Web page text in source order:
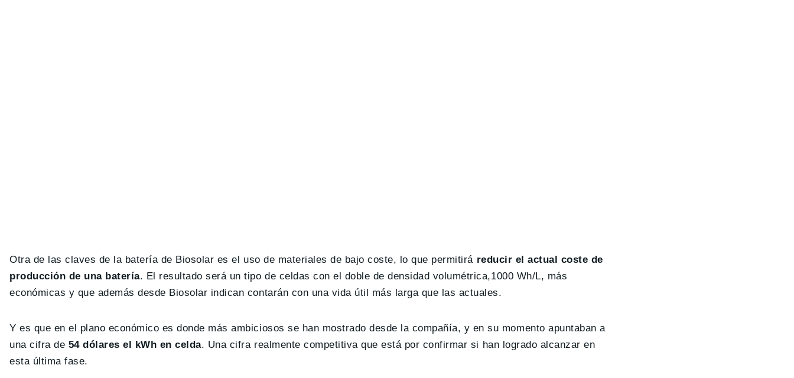
Otra de las claves de la batería de Biosolar es el uso de materiales de bajo coste, lo que permitirá reducir el actual coste de
producción de una batería. El resultado será un tipo de celdas con el doble de densidad volumétrica,1000 Wh/L, más
económicas y que además desde Biosolar indican contarán con una vida útil más larga que las actuales.
Y es que en el plano económico es donde más ambiciosos se han mostrado desde la compañía, y en su momento apuntaban a
una cifra de 54 dólares el kWh en celda. Una cifra realmente competitiva que está por confirmar si han logrado alcanzar en
esta última fase.